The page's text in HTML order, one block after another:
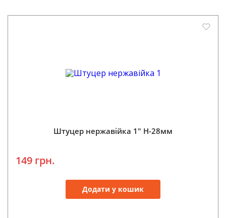
Штуцер нержавійка 1" Н-28мм
149 грн.
Додати у кошик